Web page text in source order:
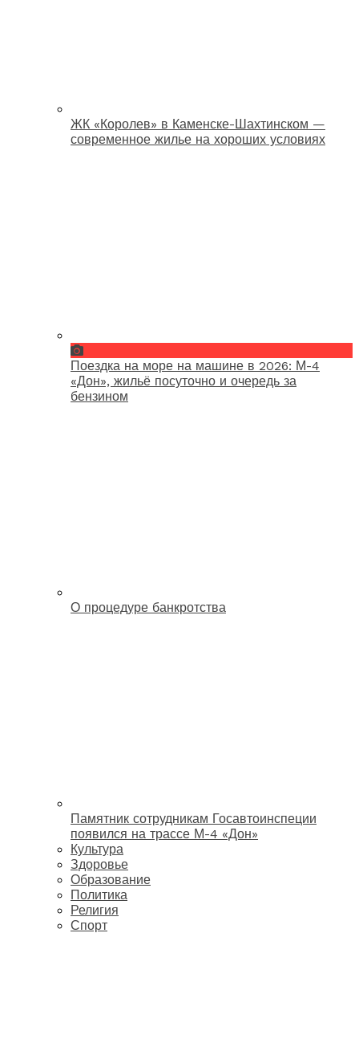
ЖК «Королев» в Каменске-Шахтинском —
современное жилье на хороших условиях
Поездка на море на машине в 2026: М-4
«Дон», жильё посуточно и очередь за
бензином
О процедуре банкротства
Памятник сотрудникам Госавтоинспеции
появился на трассе М-4 «Дон»
Культура
Здоровье
Образование
Политика
Религия
Спорт